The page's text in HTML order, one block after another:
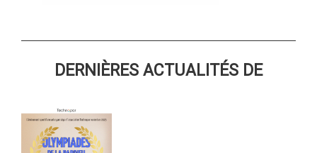
DERNIÈRES ACTUALITÉS DE